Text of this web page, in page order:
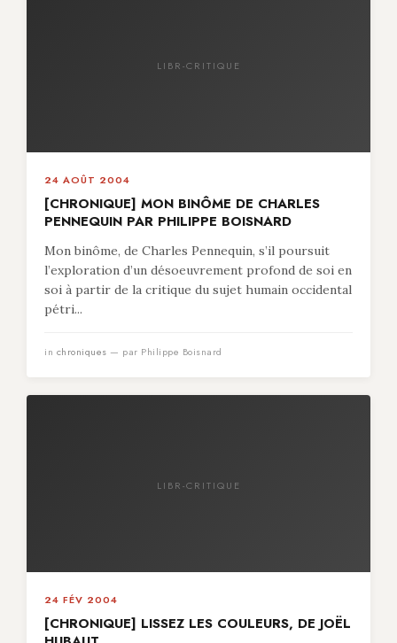
LIBR-CRITIQUE
24 AOÛT 2004
[CHRONIQUE] MON BINÔME DE CHARLES
PENNEQUIN PAR PHILIPPE BOISNARD
Mon binôme, de Charles Pennequin, s’il poursuit
l’exploration d’un désoeuvrement profond de soi en
soi à partir de la critique du sujet humain occidental
pétri...
in chroniques — par Philippe Boisnard
LIBR-CRITIQUE
24 FÉV 2004
[CHRONIQUE] LISSEZ LES COULEURS, DE JOËL